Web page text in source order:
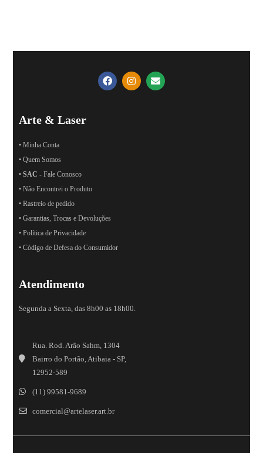
Arte & Laser
• Minha Conta
• Quem Somos
•SAC - Fale Conosco
• Não Encontrei o Produto
• Rastreio de pedido
• Garantias, Trocas e Devoluções
• Política de Privacidade
• Código de Defesa do Consumidor
Atendimento
Segunda a Sexta, das 8h00 as 18h00.
Rua. Rod. Arão Sahm, 1304
Bairro do Portão, Atibaia - SP,
12952-589
(11) 99581-9689
comercial@artelaser.art.br